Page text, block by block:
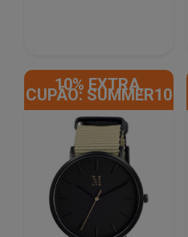
10% EXTRA,
CUPÃO: SUMMER10